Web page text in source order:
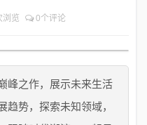
浏览 0个评论
峰之作，展示未来生活
趋势，探索未知领域，